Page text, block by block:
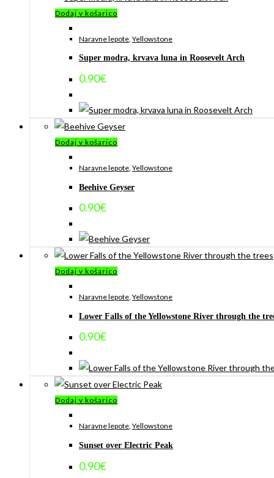
Dodaj v košarico
Naravne lepote Yellowstone
Super modra, krvava luna in Roosevelt Arch
0.90€
Dodaj v košarico
Naravne lepote Yellowstone
Beehive Geyser
0.90€
Dodaj v košarico
Naravne lepote, Yellowstone
Lower Falls of the Yellowstone River through the
0.90€
Dodaj v košarico
Naravne lepote, Yellowstone
Sunset over Electric Peak
0.90€